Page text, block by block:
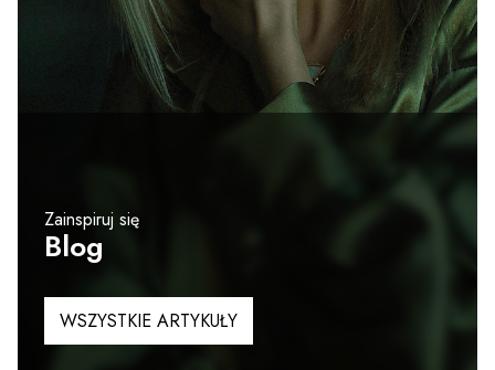
Zainspiruj się
Blog
WSZYSTKIE ARTYKUŁY